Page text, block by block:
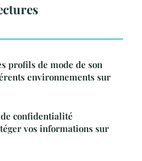
profils de mode de son
environnements sur
confidentialité
vos informations sur